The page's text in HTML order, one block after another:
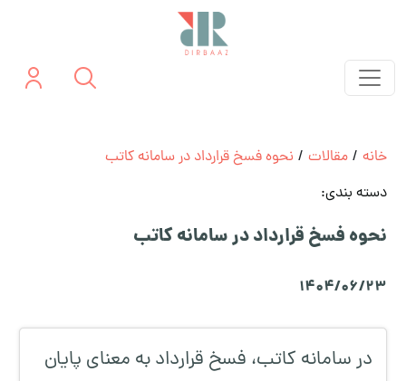
خانه / مقالات / نحوه فسخ قرارداد در سامانه کاتب
دسته بندی:
نحوه فسخ قرارداد در سامانه کاتب
1404/06/23
در سامانه کاتب، فسخ قرارداد به معنای پایان